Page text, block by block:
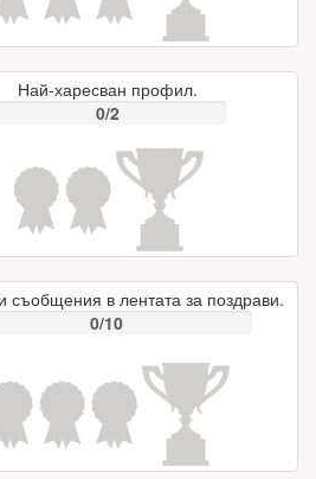
Най-харесван профил.
0/2
съобщения в лентата за поздрави.
0/10